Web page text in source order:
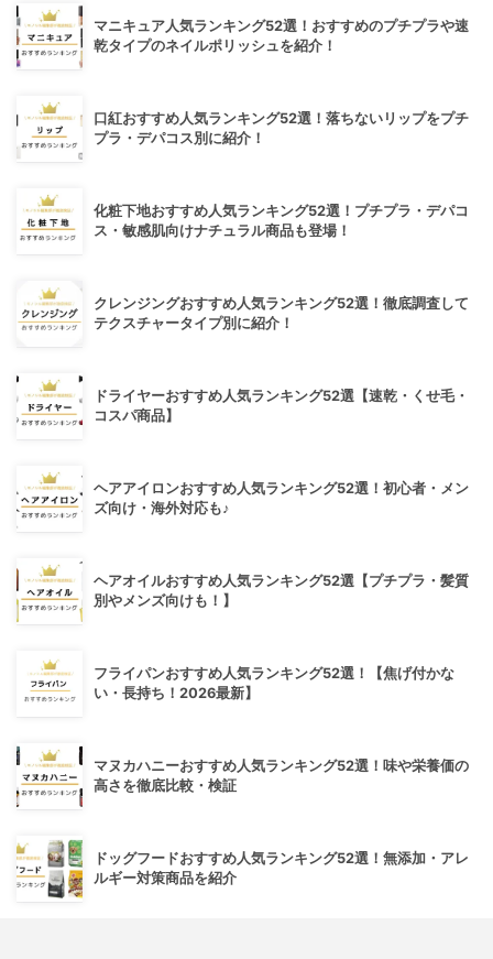
マニキュア人気ランキング52選！おすすめのプチプラや速
乾タイプのネイルポリッシュを紹介！
口紅おすすめ人気ランキング52選！落ちないリップをプチ
プラ・デパコス別に紹介！
化粧下地おすすめ人気ランキング52選！プチプラ・デパコ
ス・敏感肌向けナチュラル商品も登場！
クレンジングおすすめ人気ランキング52選！徹底調査して
テクスチャータイプ別に紹介！
ドライヤーおすすめ人気ランキング52選【速乾・くせ毛・
コスパ商品】
ヘアアイロンおすすめ人気ランキング52選！初心者・メン
ズ向け・海外対応も♪
ヘアオイルおすすめ人気ランキング52選【プチプラ・髪質
別やメンズ向けも！】
フライパンおすすめ人気ランキング52選！【焦げ付かな
い・長持ち！2026最新】
マヌカハニーおすすめ人気ランキング52選！味や栄養価の
高さを徹底比較・検証
ドッグフードおすすめ人気ランキング52選！無添加・アレ
ルギー対策商品を紹介